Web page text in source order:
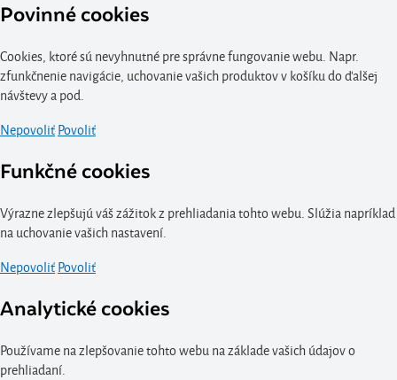
Povinné cookies
Cookies, ktoré sú nevyhnutné pre správne fungovanie webu. Napr.
zfunkčnenie navigácie, uchovanie vašich produktov v košíku do ďalšej
návštevy a pod.
NepovoliťPovoliť
Funkčné cookies
Výrazne zlepšujú váš zážitok z prehliadania tohto webu. Slúžia napríklad
na uchovanie vašich nastavení.
NepovoliťPovoliť
Analytické cookies
Používame na zlepšovanie tohto webu na základe vašich údajov o
prehliadaní.